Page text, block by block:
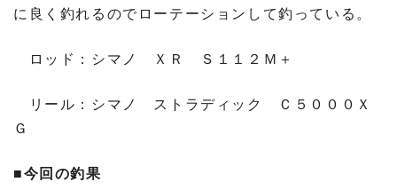
に良く釣れるのでローテーションして釣っている。
ロッド：シマノ ＸＲ Ｓ１１２Ｍ＋
リール：シマノ ストラディック Ｃ５０００Ｘ
Ｇ
■今回の釣果